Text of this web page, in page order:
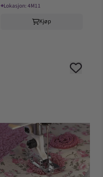
⌖Lokasjon: 4M11
Kjøp